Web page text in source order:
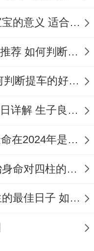
2024年农历12月吉日对宝宝的意义 适合龙年宝宝出生的日子有哪些
龙年12月出生宝宝的吉日推荐 如何判断吉日是否适合宝宝
2025年提车吉日解析 如何判断提车的好日子
农历甲辰龙年12月生子吉日详解 生子良辰的影响因素
辛金2024年财官年，辛金命在2024年是财官年还是财印年
八字中的胎命身是什么,胎身命对四柱的影响
2024年农历12月宝宝出生的最佳日子 如何挑选适合的吉日